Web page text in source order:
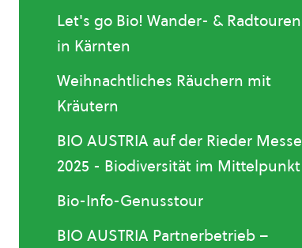
Let's go Bio! Wander- & Radtouren
in Kärnten
Weihnachtliches Räuchern mit
Kräutern
BIO AUSTRIA auf der Rieder Messe
2025 - Biodiversität im Mittelpunkt
Bio-Info-Genusstour
BIO AUSTRIA Partnerbetrieb –